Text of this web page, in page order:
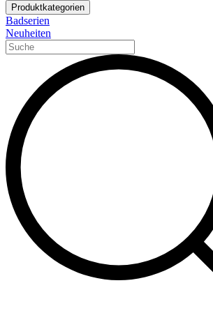
Produktkategorien
Badserien
Neuheiten